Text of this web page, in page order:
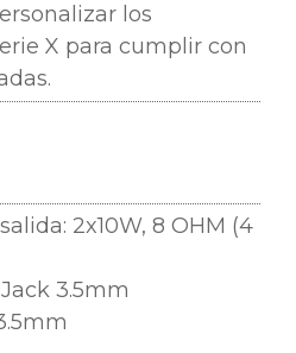
los
X para cumplir con
2x10W, 8 OHM (4
3.5mm